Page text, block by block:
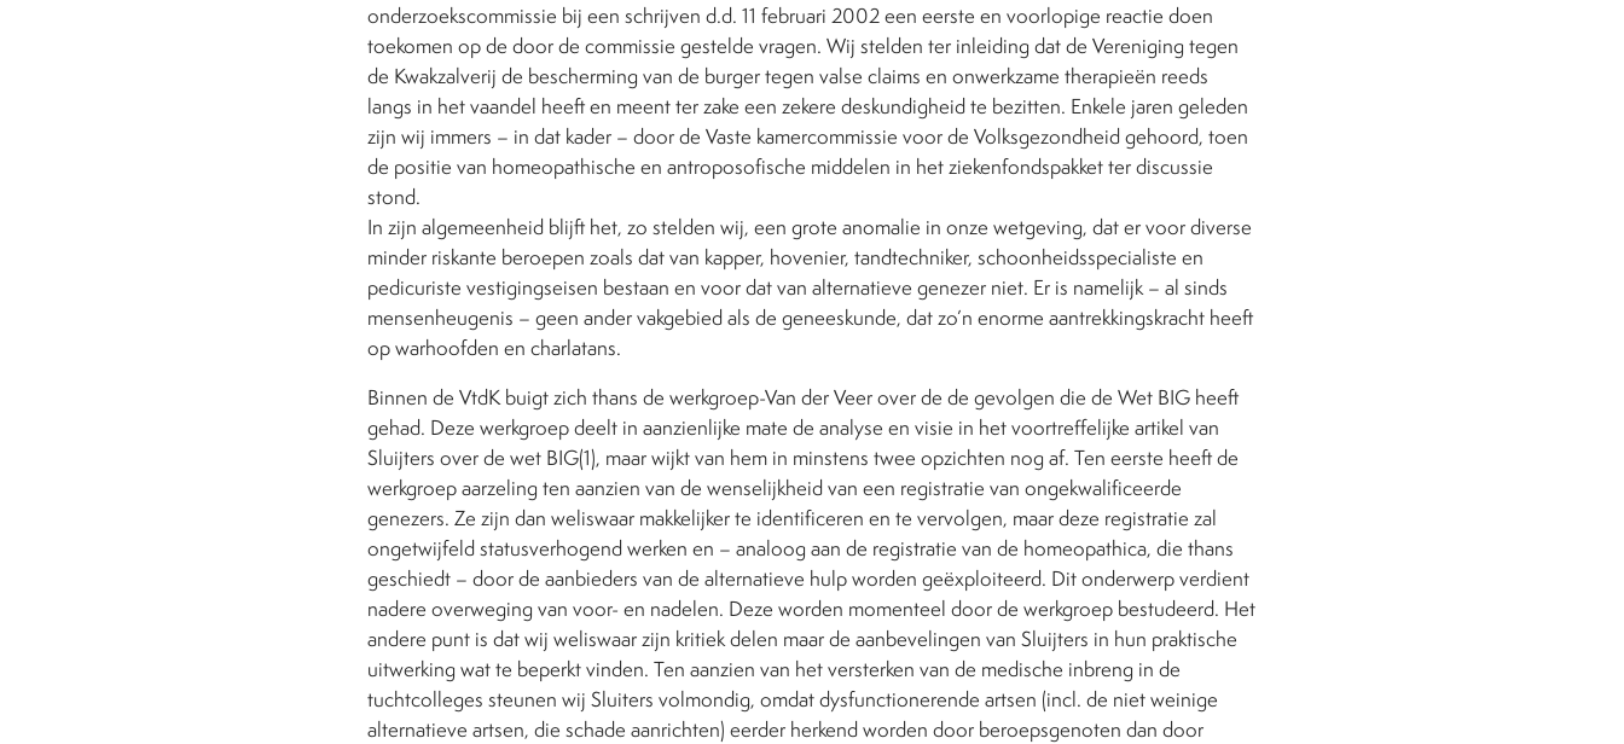
onderzoekscommissie bij een schrijven d.d. 11 februari 2002 een eerste en voorlopige reactie doen
toekomen op de door de commissie gestelde vragen. Wij stelden ter inleiding dat de Vereniging tegen
de Kwakzalverij de bescherming van de burger tegen valse claims en onwerkzame therapieën reeds
langs in het vaandel heeft en meent ter zake een zekere deskundigheid te bezitten. Enkele jaren geleden
zijn wij immers – in dat kader – door de Vaste kamercommissie voor de Volksgezondheid gehoord, toen
de positie van homeopathische en antroposofische middelen in het ziekenfondspakket ter discussie
stond.
In zijn algemeenheid blijft het, zo stelden wij, een grote anomalie in onze wetgeving, dat er voor diverse
minder riskante beroepen zoals dat van kapper, hovenier, tandtechniker, schoonheidsspecialiste en
pedicuriste vestigingseisen bestaan en voor dat van alternatieve genezer niet. Er is namelijk – al sinds
mensenheugenis – geen ander vakgebied als de geneeskunde, dat zo’n enorme aantrekkingskracht heeft
op warhoofden en charlatans.
Binnen de VtdK buigt zich thans de werkgroep-Van der Veer over de de gevolgen die de Wet BIG heeft
gehad. Deze werkgroep deelt in aanzienlijke mate de analyse en visie in het voortreffelijke artikel van
Sluijters over de wet BIG(1), maar wijkt van hem in minstens twee opzichten nog af. Ten eerste heeft de
werkgroep aarzeling ten aanzien van de wenselijkheid van een registratie van ongekwalificeerde
genezers. Ze zijn dan weliswaar makkelijker te identificeren en te vervolgen, maar deze registratie zal
ongetwijfeld statusverhogend werken en – analoog aan de registratie van de homeopathica, die thans
geschiedt – door de aanbieders van de alternatieve hulp worden geëxploiteerd. Dit onderwerp verdient
nadere overweging van voor- en nadelen. Deze worden momenteel door de werkgroep bestudeerd. Het
andere punt is dat wij weliswaar zijn kritiek delen maar de aanbevelingen van Sluijters in hun praktische
uitwerking wat te beperkt vinden. Ten aanzien van het versterken van de medische inbreng in de
tuchtcolleges steunen wij Sluiters volmondig, omdat dysfunctionerende artsen (incl. de niet weinige
alternatieve artsen, die schade aanrichten) eerder herkend worden door beroepsgenoten dan door